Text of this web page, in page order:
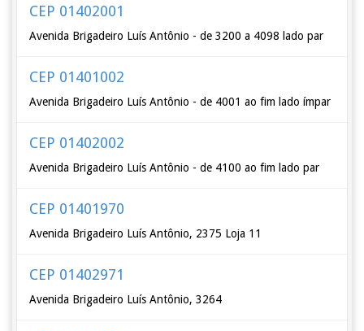
CEP 01402001
Avenida Brigadeiro Luís Antônio - de 3200 a 4098 lado par
CEP 01401002
Avenida Brigadeiro Luís Antônio - de 4001 ao fim lado ímpar
CEP 01402002
Avenida Brigadeiro Luís Antônio - de 4100 ao fim lado par
CEP 01401970
Avenida Brigadeiro Luís Antônio, 2375 Loja 11
CEP 01402971
Avenida Brigadeiro Luís Antônio, 3264